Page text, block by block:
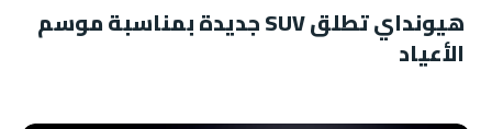
هيونداي تطلق SUV جديدة بمناسبة موسم
الأعياد